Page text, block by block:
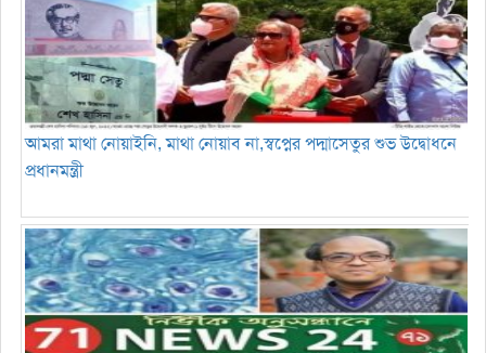
আমরা মাথা নোয়াইনি, মাথা নোয়াব না,স্বপ্নের পদ্মাসেতুর শুভ উদ্বোধনে
প্রধানমন্ত্রী